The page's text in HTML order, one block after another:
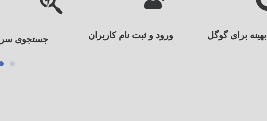
بهینه برای گوگل ورود و ثبت نام کاربران جستجوی